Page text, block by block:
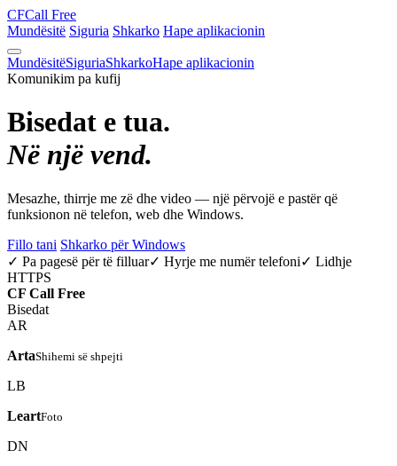
CFCall Free
Mundësitë Siguria Shkarko Hape aplikacionin
MundësitëSiguriaShkarkoHape aplikacionin
Komunikim pa kufij
Bisedat e tua.
Në një vend.
Mesazhe, thirrje me zë dhe video — një përvojë e pastër që
funksionon në telefon, web dhe Windows.
Fillo tani Shkarko për Windows
✓ Pa pagesë për të filluar✓ Hyrje me numër telefoni✓ Lidhje
HTTPS
CF Call Free
Bisedat
AR
ArtaShihemi së shpejti
LB
LeartFoto
DN